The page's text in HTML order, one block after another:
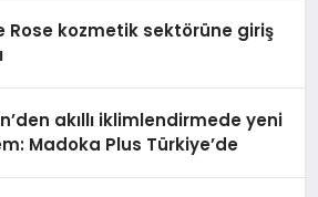
Rose kozmetik sektörüne giriş
akıllı iklimlendirmede yeni
Madoka Plus Türkiye’de